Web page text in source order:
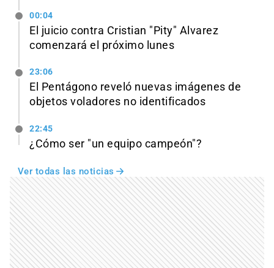
00:04
El juicio contra Cristian "Pity" Alvarez
comenzará el próximo lunes
23:06
El Pentágono reveló nuevas imágenes de
objetos voladores no identificados
22:45
¿Cómo ser "un equipo campeón"?
Ver todas las noticias